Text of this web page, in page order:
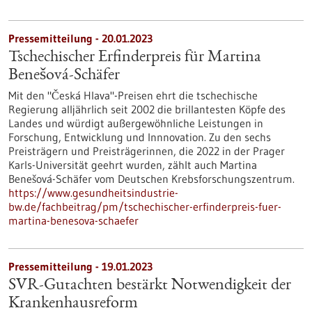
Pressemitteilung - 20.01.2023
Tschechischer Erfinderpreis für Martina
Benešová-Schäfer
Mit den "Česká Hlava"-Preisen ehrt die tschechische
Regierung alljährlich seit 2002 die brillantesten Köpfe des
Landes und würdigt außergewöhnliche Leistungen in
Forschung, Entwicklung und Innnovation. Zu den sechs
Preisträgern und Preisträgerinnen, die 2022 in der Prager
Karls-Universität geehrt wurden, zählt auch Martina
Benešová-Schäfer vom Deutschen Krebsforschungszentrum.
https://www.gesundheitsindustrie-
bw.de/fachbeitrag/pm/tschechischer-erfinderpreis-fuer-
martina-benesova-schaefer
Pressemitteilung - 19.01.2023
SVR-Gutachten bestärkt Notwendigkeit der
Krankenhausreform